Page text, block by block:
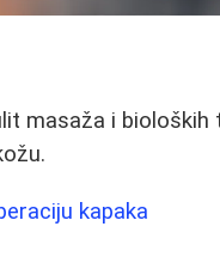
masaža i
kapaka